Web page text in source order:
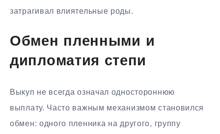
затрагивал влиятельные роды.
Обмен пленными и
дипломатия степи
Выкуп не всегда означал одностороннюю
выплату. Часто важным механизмом становился
обмен: одного пленника на другого, группу